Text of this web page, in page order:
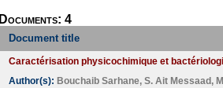
Documents: 4
Document title
Caractérisation physicochimique et
Author(s): Bouchaib Sarhane, S. Ait Messaad ,